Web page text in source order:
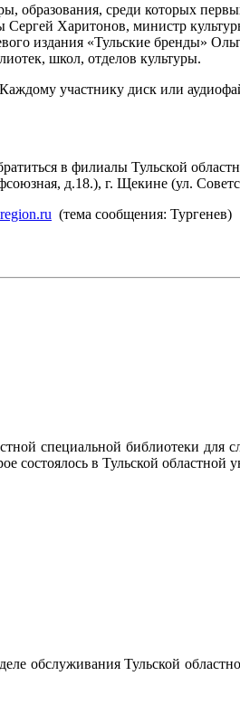
среди которых
Харитонов, министр
издания «Тульские бренды»
школ, отделов культуры.
участнику диск или
в филиалы Тульской
д.18.), г. Щекине (ул.
(тема сообщения: Тургенев)
специальной библиотеки для
состоялось в Тульской областной
обслуживания Тульской